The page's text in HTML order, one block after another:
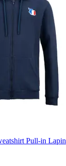
Pull-in Lapin